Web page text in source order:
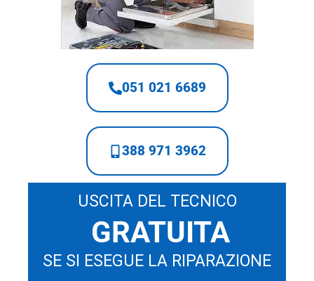
051 021 6689
388 971 3962
USCITA DEL TECNICO
GRATUITA
SE SI ESEGUE LA RIPARAZIONE